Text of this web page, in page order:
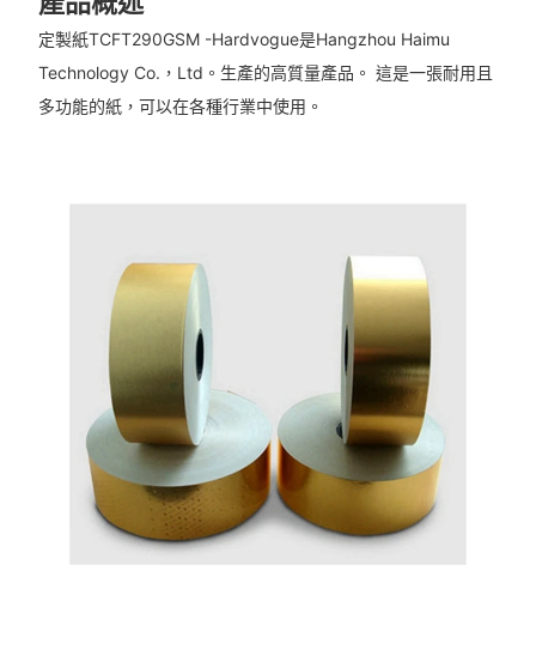
定製紙TCFT290GSM -Hardvogue是Hangzhou Haimu
Technology Co.，Ltd。生產的高質量產品。 這是一張耐用且
多功能的紙，可以在各種行業中使用。